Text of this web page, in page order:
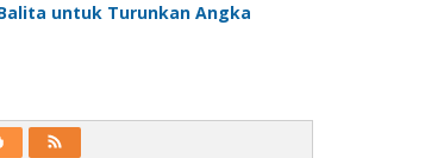
untuk Turunkan Angka